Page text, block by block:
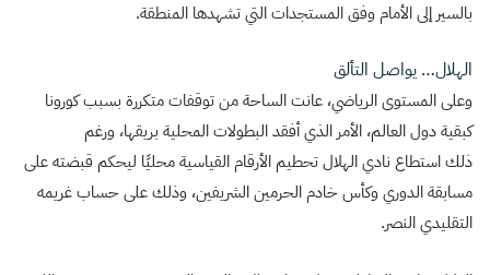
بالسير إلى الأمام وفق المستجدات التي تشهدها المنطقة.
الهلال… يواصل التألق
وعلى المستوى الرياضي، عانت الساحة من توقفات متكررة بسبب كورونا
كبقية دول العالم، الأمر الذي أفقد البطولات المحلية بريقها، ورغم
ذلك استطاع نادي الهلال تحطيم الأرقام القياسية محليًا ليحكم قبضته على
مسابقة الدوري وكأس خادم الحرمين الشريفين، وذلك على حساب غريمه
التقليدي النصر.